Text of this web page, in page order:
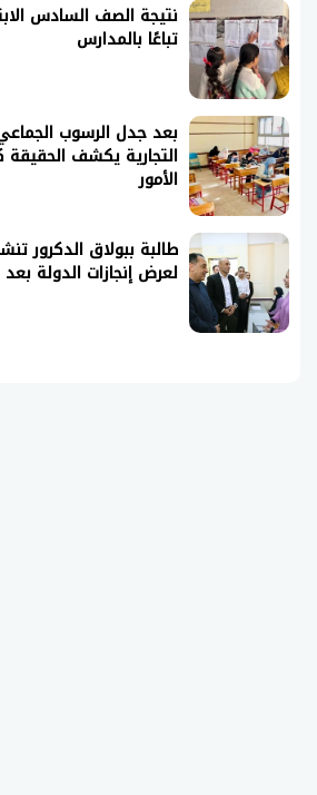
تباعًا بالمدارس
بعد جدل الرسوب
التجارية يكشف الحقيقة
الأمور
طالبة ببولاق الدكرور
لعرض إنجازات الدولة بعد